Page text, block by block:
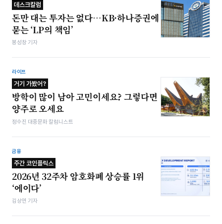
데스크칼럼
돈만 대는 투자는 없다…KB·하나증권에
묻는 ‘LP의 책임’
봉성창 기자
라이프
거기 가봤어?
방학이 많이 남아 고민이세요? 그렇다면
양주로 오세요
정수진 대중문화 칼럼니스트
금융
주간 코인플릭스
2026년 32주차 암호화폐 상승률 1위
‘에이다’
김상연 기자